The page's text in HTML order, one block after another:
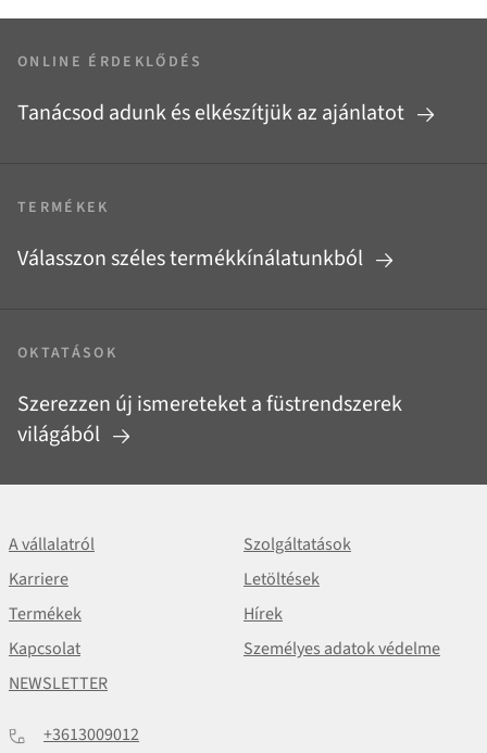
ONLINE ÉRDEKLŐDÉS
Tanácsod adunk és elkészítjük az ajánlatot
TERMÉKEK
Válasszon széles termékkínálatunkból
OKTATÁSOK
Szerezzen új ismereteket a füstrendszerek
világából
A vállalatról
Szolgáltatások
Karriere
Letöltések
Termékek
Hírek
Kapcsolat
Személyes adatok védelme
NEWSLETTER
+3613009012